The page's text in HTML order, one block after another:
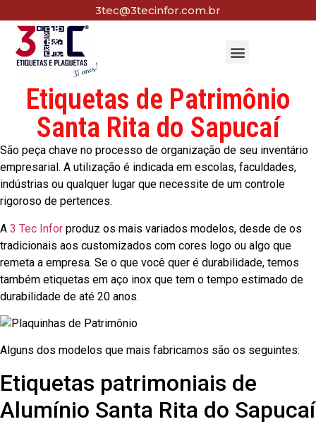
3tec@3tecinfor.com.br
Etiquetas de Patrimônio
Santa Rita do Sapucaí
São peça chave no processo de organização de seu inventário
empresarial. A utilização é indicada em escolas, faculdades,
indústrias ou qualquer lugar que necessite de um controle
rigoroso de pertences.
A 3 Tec Infor produz os mais variados modelos, desde de os
tradicionais aos customizados com cores logo ou algo que
remeta a empresa. Se o que você quer é durabilidade, temos
também etiquetas em aço inox que tem o tempo estimado de
durabilidade de até 20 anos.
Alguns dos modelos que mais fabricamos são os seguintes:
Etiquetas patrimoniais de
Alumínio Santa Rita do Sapucaí